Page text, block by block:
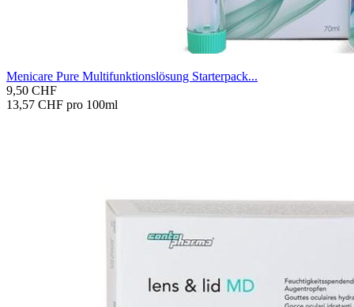
Me­ni­ca­re Pure Mul­ti­funk­ti­ons­lö­sung Star­ter­pack...
9,50 CHF
13,57 CHF pro 100ml